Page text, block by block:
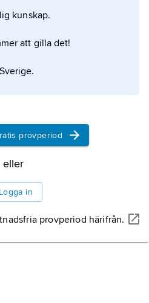
kejsaren
be Västeuropa om
1095 uppmanade
Uppmaningen
artikeln
kunskap.
att gilla det!
provperiod
eller
Logga in
provperiod härifrån.